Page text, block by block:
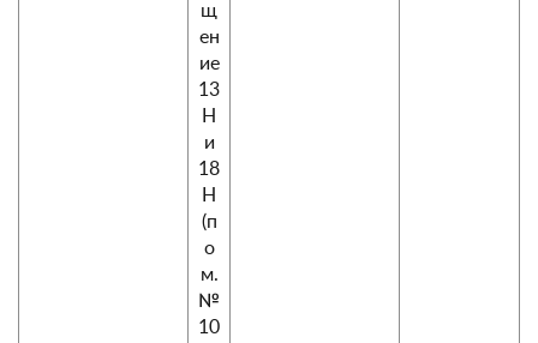
щ
ен
ие
13
Н
и
18
Н
(п
о
м.
№
10